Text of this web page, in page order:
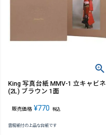
King 写真台紙 MMV-1 立キャビネ
(2L) ブラウン 1面
販売価格 ¥770 税込
雲龍紙付の上品な台紙です